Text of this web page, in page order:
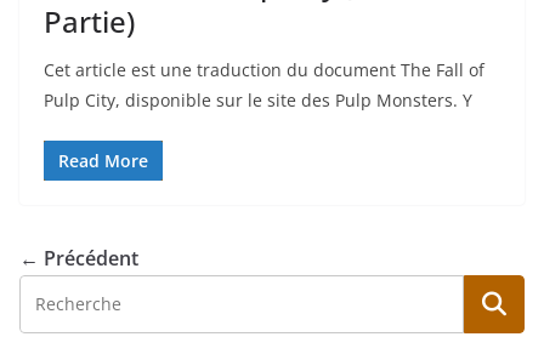
Partie)
Cet article est une traduction du document The Fall of
Pulp City, disponible sur le site des Pulp Monsters. Y
Read More
← Précédent